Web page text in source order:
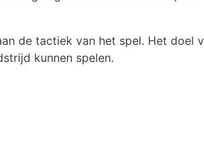
de tactiek van het spel. Het doel
kunnen spelen.